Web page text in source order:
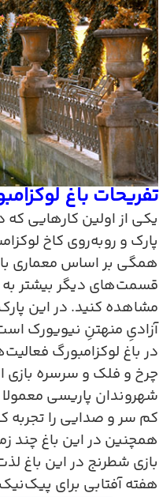
تفریحات باغ
یکی از اولین‌ کارهایی
پارک و روبه‌روی کاخ
همگی بر اساس معماری
قسمت‌های دیگر بیشتر به
مشاهده کنید. در این
آزادیِ منهتنِ نیویورک
در باغ لوکزامبورگ
چرخ و فلک و سرسره بازی
شهروندان پاریسی
کم سر و صدایی را تجربه
همچنین در این باغ چند
بازی شطرنج در این باغ
هفته آفتابی برای